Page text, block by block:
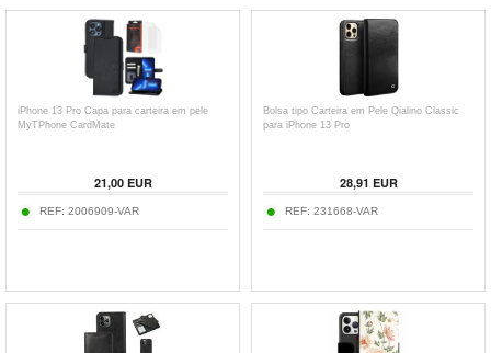
iPhone 13 Pro Capa para carteira em pele
MyTPhone CardMate
21,00EUR
REF: 2006909-VAR
Bolsa tipo Carteira em Pele Qialino Classic
para iPhone 13 Pro
28,91 EUR
REF: 231668-VAR